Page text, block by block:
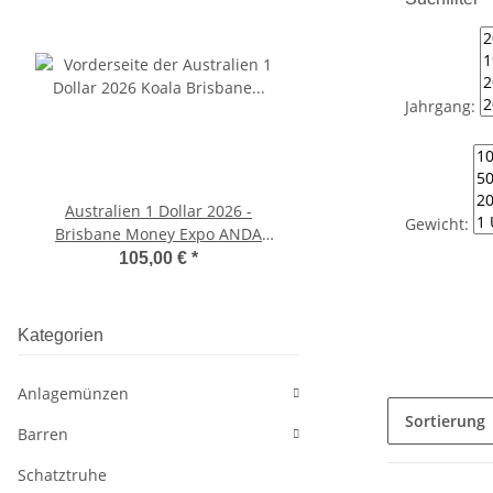
Jahrgang:
Gewicht:
Sortierung
Australien 1 Dollar 2026 -
Brisbane Money Expo ANDA
special - Koala
105,00 € *
Ruanda 2027 10 RW
Lunar - Jahr der
Kategorien
Anlagemünzen
Barren
Schatztruhe